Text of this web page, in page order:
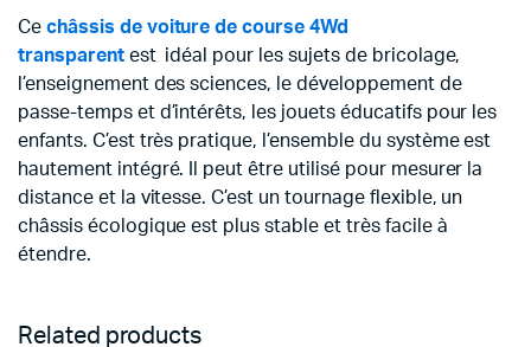
Ce châssis de voiture de course 4Wd
transparentest idéal pour les sujets de bricolage,
l’enseignement des sciences, le développement de
passe-temps et d’intérêts, les jouets éducatifs pour les
enfants. C’est très pratique, l’ensemble du système est
hautement intégré. Il peut être utilisé pour mesurer la
distance et la vitesse. C’est un tournage flexible, un
châssis écologique est plus stable et très facile à
étendre.
Related products